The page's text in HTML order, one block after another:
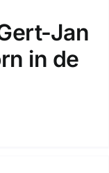
Jan
in de